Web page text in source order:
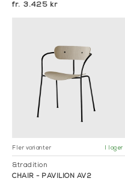
3.425 kr
Fler varianter I lager
&tradition
CHAIR - PAVILION AV2